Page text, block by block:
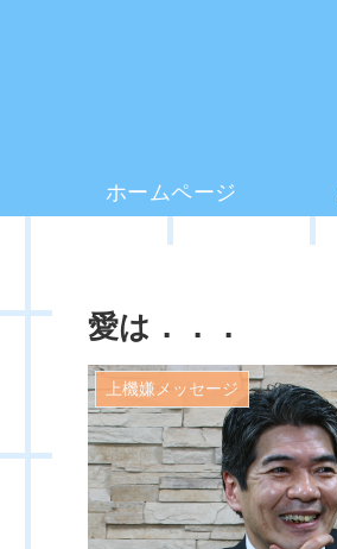
ホームページ
愛は．．．
上機嫌メッセージ